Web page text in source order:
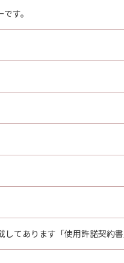
す。
てあります「使用許諾契約書